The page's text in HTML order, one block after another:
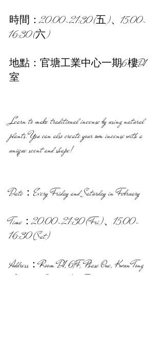
時間：20:00-21:30(五)、15:00-
16:30(六)
地點：官塘工業中心一期6樓D1
室
Learn to make traditional incense by using natural
plants. You can also create your own incense with a
unique scent and shape!
Date：Every Friday and Saturday in February
Time：20:00-21:30(Fri)、15:00-
16:30(Sat)
Address：Room D1, 6/F, Phase One, Kwun Tong